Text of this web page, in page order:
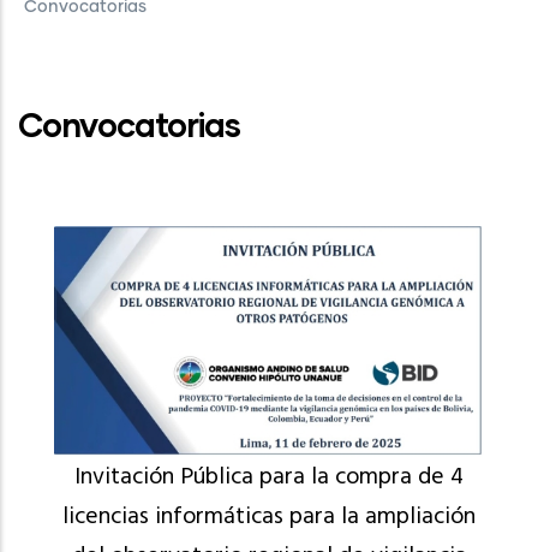
Convocatorias
Convocatorias
Invitación Pública para la compra de 4
licencias informáticas para la ampliación